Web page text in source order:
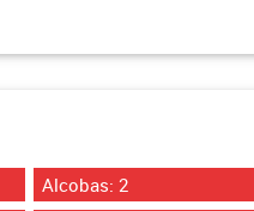
Alcobas: 2